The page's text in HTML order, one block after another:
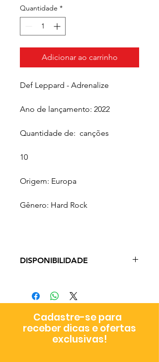
Quantidade *
Adicionar ao carrinho
Def Leppard - Adrenalize
Ano de lançamento: 2022
Quantidade de: canções
10
Origem: Europa
Gênero: Hard Rock
DISPONIBILIDADE
depender do método de envio
escolhido no checkout.
Cadastre-se para
receber dicas e ofertas
exclusivas!